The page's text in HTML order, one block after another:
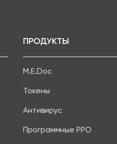
ПРОДУКТЫ
M.E.Doc
Токены
Антивирус
Программные РРО